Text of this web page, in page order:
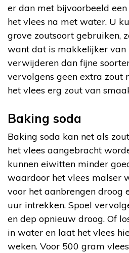
er dan met bijvoorbeeld
het vlees na met water. U
grove zoutsoort gebruiken,
want dat is makkelijker van
verwijderen dan fijne
vervolgens geen extra zout
het vlees erg zout van
Baking soda
Baking soda kan net als
het vlees aangebracht
kunnen eiwitten minder
waardoor het vlees malser
voor het aanbrengen droog
uur intrekken. Spoel
en dep opnieuw droog. Of
in water en laat het vlees
weken. Voor 500 gram